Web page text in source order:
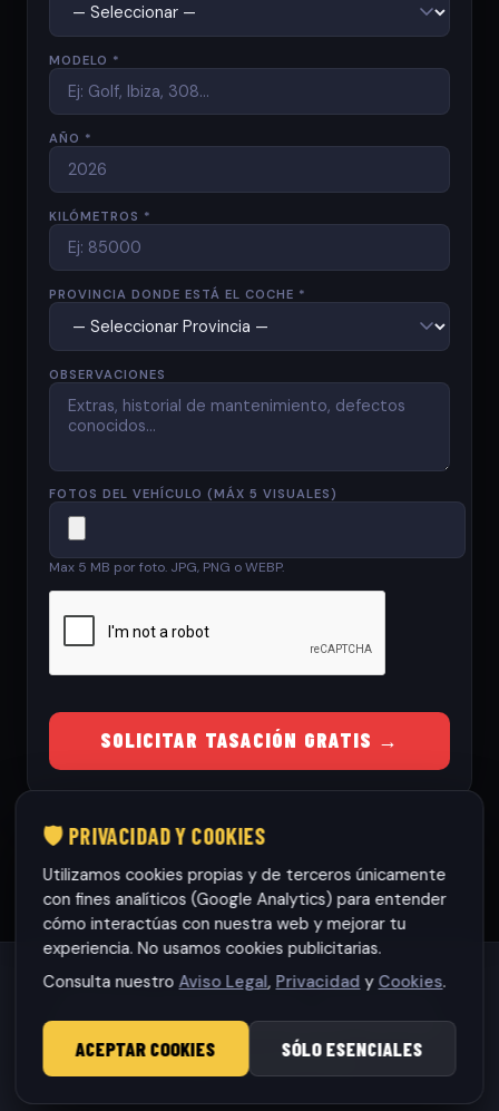
MODELO *
AÑO *
KILÓMETROS *
PROVINCIA DONDE ESTÁ EL COCHE *
OBSERVACIONES
FOTOS DEL VEHÍCULO (MÁX 5 VISUALES)
Max 5 MB por foto. JPG, PNG o WEBP.
SOLICITAR TASACIÓN GRATIS →
© 2026 RamonCars. Todos los derechos reservados.
🛡️ PRIVACIDAD Y COOKIES
Utilizamos cookies propias y de terceros únicamente
con fines analíticos (Google Analytics) para entender
cómo interactúas con nuestra web y mejorar tu
experiencia. No usamos cookies publicitarias.
Consulta nuestroAviso Legal, Privacidad y Cookies.
ACEPTAR COOKIES SÓLO ESENCIALES